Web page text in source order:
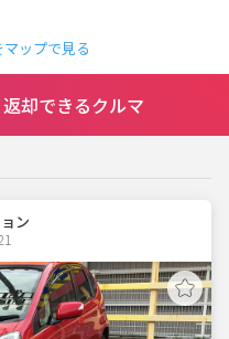
ップで見る
却できるクルマ
ン